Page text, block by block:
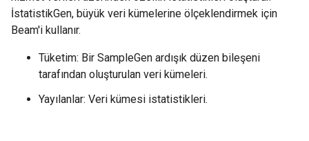
İstatistikGen, büyük veri kümelerine ölçeklendirmek için
Beam'i kullanır.
Tüketim: Bir SampleGen ardışık düzen bileşeni
tarafından oluşturulan veri kümeleri.
Yayılanlar: Veri kümesi istatistikleri.